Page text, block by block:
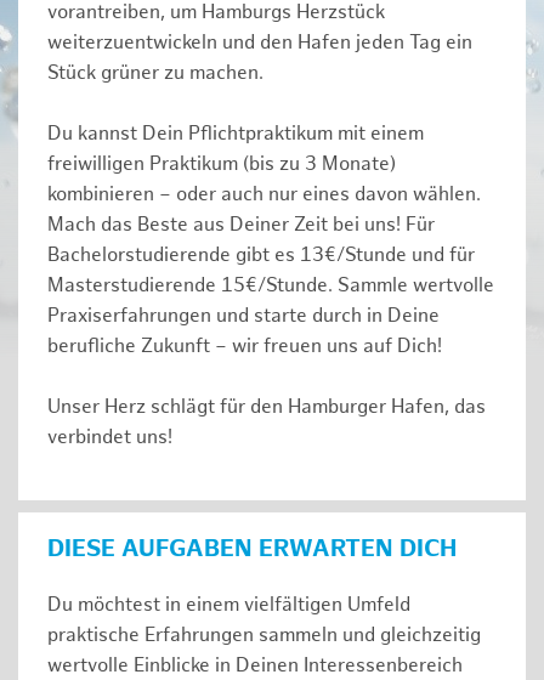
vorantreiben, um Hamburgs Herzstück
weiterzuentwickeln und den Hafen jeden Tag ein
Stück grüner zu machen.
Du kannst Dein Pflichtpraktikum mit einem
freiwilligen Praktikum (bis zu 3 Monate)
kombinieren – oder auch nur eines davon wählen.
Mach das Beste aus Deiner Zeit bei uns! Für
Bachelorstudierende gibt es 13€/Stunde und für
Masterstudierende 15€/Stunde. Sammle wertvolle
Praxiserfahrungen und starte durch in Deine
berufliche Zukunft – wir freuen uns auf Dich!
Unser Herz schlägt für den Hamburger Hafen, das
verbindet uns!
DIESE AUFGABEN ERWARTEN DICH
Du möchtest in einem vielfältigen Umfeld
praktische Erfahrungen sammeln und gleichzeitig
wertvolle Einblicke in Deinen Interessenbereich